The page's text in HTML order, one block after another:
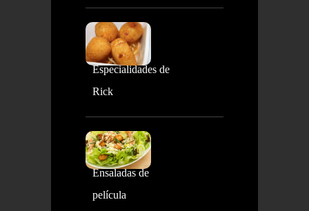
Especialidades de
Rick
Ensaladas de
película